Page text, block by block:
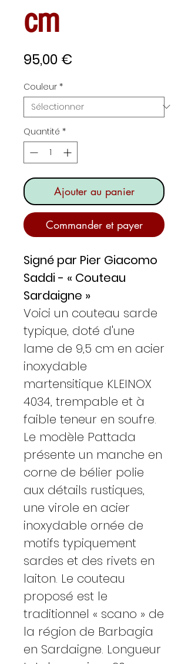
cm
95,00 €
Couleur *
Quantité *
Ajouter au panier
Commander et payer
Signé par Pier Giacomo
Saddi - « Couteau
Sardaigne »
Voici un couteau sarde
typique, doté d'une
lame de 9,5 cm en acier
inoxydable
martensitique KLEINOX
4034, trempable et à
faible teneur en soufre.
Le modèle Pattada
présente un manche en
corne de bélier polie
aux détails rustiques,
une virole en acier
inoxydable ornée de
motifs typiquement
sardes et des rivets en
laiton. Le couteau
proposé est le
traditionnel « scano » de
la région de Barbagia
en Sardaigne. Longueur